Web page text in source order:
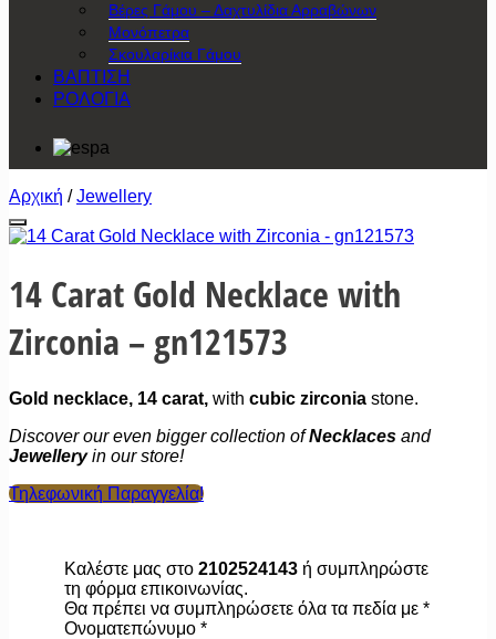
Βέρες Γάμου – Δαχτυλίδια Αρραβώνων
Μονόπετρα
Σκουλαρίκια Γάμου
ΒΑΠΤΙΣΗ
ΡΟΛΟΓΙΑ
Αρχική / Jewellery
Προσθήκη στην Wishlist
14 Carat Gold Necklace with
Zirconia – gn121573
Gold necklace, 14 carat, with cubic zirconia stone.
Discover our even bigger collection ofNecklaces and
Jewelleryin our store!
Τηλεφωνική Παραγγελία!
Καλέστε μας στο 2102524143 ή συμπληρώστε
τη φόρμα επικοινωνίας.
Θα πρέπει να συμπληρώσετε όλα τα πεδία με *
Ονοματεπώνυμο *